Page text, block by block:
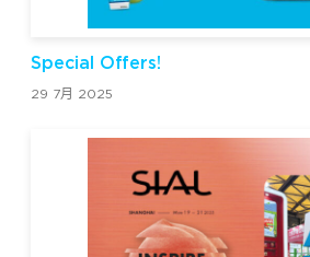
Special Offers!
29 7月 2025